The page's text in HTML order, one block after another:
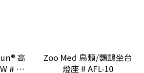
高
# FS-
Zoo Med 鳥類/鸚鵡坐台
燈座 # AFL-10